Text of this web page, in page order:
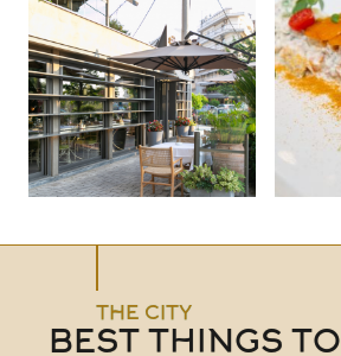
THE CITY
BEST THINGS TO